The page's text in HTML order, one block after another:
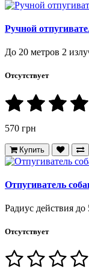
Ручной
До 20 метров 2
Отсутствует
570 грн
Купить
Отпугиватель
Радиус действия
Отсутствует